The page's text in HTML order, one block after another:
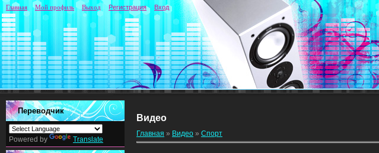
Главная Мой профиль Выход Регистрация Вход
Переводчик
Powered by Translate
Видео
Главная » Видео » Спорт